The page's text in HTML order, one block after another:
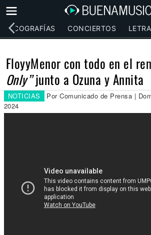
DISCOGRAFÍAS CONCIERTOS
FloyyMenor con todo en el
Only”junto a Ozuna y Annita
NOTICIAS
Por Comunicado de Prensa |
2024